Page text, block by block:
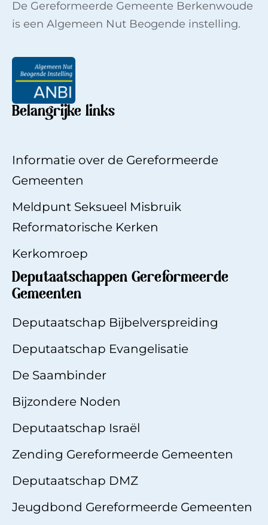
De Gereformeerde Gemeente Berkenwoude
is een Algemeen Nut Beogende instelling.
Belangrijke links
Informatie over de Gereformeerde
Gemeenten
Meldpunt Seksueel Misbruik
Reformatorische Kerken
Kerkomroep
Deputaatschappen Gereformeerde
Gemeenten
Deputaatschap Bijbelverspreiding
Deputaatschap Evangelisatie
De Saambinder
Bijzondere Noden
Deputaatschap Israël
Zending Gereformeerde Gemeenten
Deputaatschap DMZ
Jeugdbond Gereformeerde Gemeenten